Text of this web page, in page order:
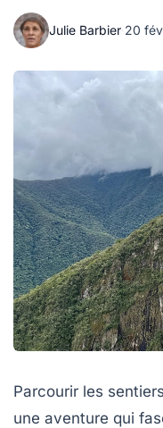
Julie Barbier·20
Parcourir les
une aventure qui